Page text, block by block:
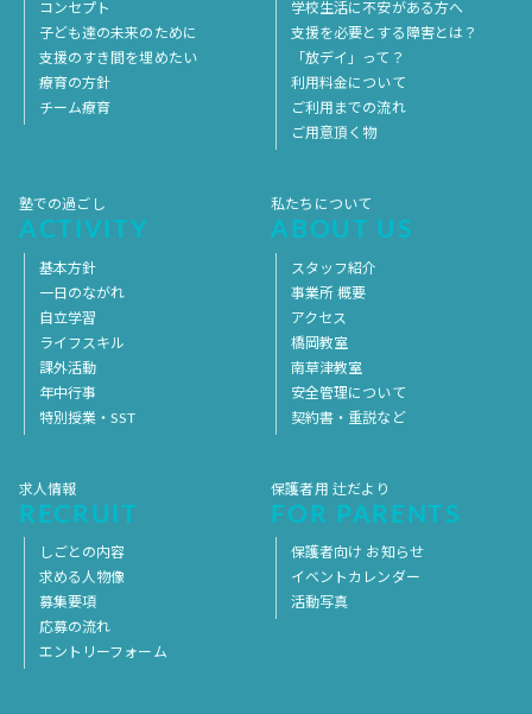
コンセプト
子ども達の未来のために
支援のすき間を埋めたい
療育の方針
チーム療育
学校生活に不安がある方へ
支援を必要とする障害とは？
「放デイ」って？
利用料金について
ご利用までの流れ
ご用意頂く物
塾での過ごし
ACTIVITY
基本方針
一日のながれ
自立学習
ライフスキル
課外活動
年中行事
特別授業・SST
私たちについて
ABOUT US
スタッフ紹介
事業所 概要
アクセス
橋岡教室
南草津教室
安全管理について
契約書・重説など
求人情報
RECRUIT
しごとの内容
求める人物像
募集要項
応募の流れ
エントリーフォーム
保護者用 辻だより
FOR PARENTS
保護者向け お知らせ
イベントカレンダー
活動写真